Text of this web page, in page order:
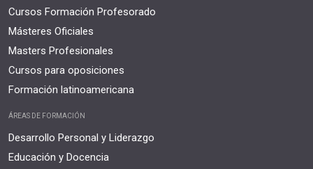
Cursos Formación Profesorado
Másteres Oficiales
Masters Profesionales
Cursos para oposiciones
Formación latinoamericana
ÁREAS DE FORMACIÓN
Desarrollo Personal y Liderazgo
Educación y Docencia